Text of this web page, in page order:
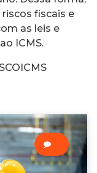
fiscais e
as leis e
ICMS.